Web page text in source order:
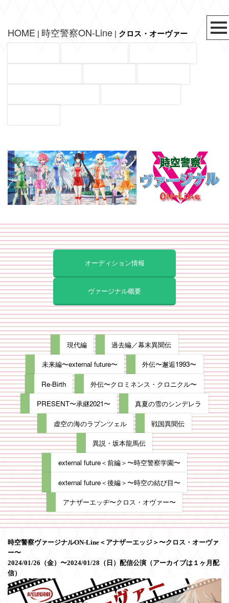
HOME | 時空警察ON-Line | クロス・オーヴァー
オーディション情報
ヴァージナル概要
現代編 過去編／幕末異聞伝
未来編〜external future〜 外伝〜邂逅1993〜
Re-Birth 外伝〜クロミネンス・クロニクル〜
PRESENT〜承継2021〜 真夏の雪のシンデレラ
虚空の海のラプンツェル 戦国異聞伝
異説・坂本龍馬伝
external future＜前編＞〜時空警察学園〜
external future＜後編＞〜時空の結び目〜
アナザーエッヂ〜クロス・オヴァー〜
時空警察ヴァージナルON-Line＜アナザーエッジ＞〜クロス・オーヴァ
ー〜
2024/01/26（金）〜2024/01/28（日）配信公演（アーカイブは１ヶ月配
信）